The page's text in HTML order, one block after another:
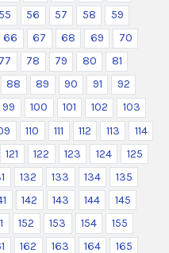
55 56 57 58
59
66 67 68 69
70
77 78 79 80
81
88 89 90 91
92
99 100 101 102
103
110 111 112 113
114
121 122 123 124
125
132 133 134
135
142 143 144
145
152 153 154
155
162 163 164 165